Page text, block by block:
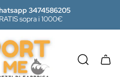
3474586205
sopra i 1000€
Logo
del
negozio"